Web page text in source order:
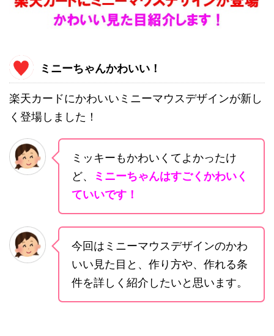
ミニーちゃんかわいい！
楽天カードにかわいいミニーマウスデザインが新し
く登場しました！
ミッキーもかわいくてよかったけ
ど、
ミニーちゃんはすごくかわいく
ていいです！
今回はミニーマウスデザインのかわ
いい見た目と、作り方や、作れる条
件を詳しく紹介したいと思います。